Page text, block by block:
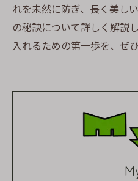
れを未然に防ぎ、長く美し
の秘訣について詳しく解説
入れるための第一歩を、ぜ